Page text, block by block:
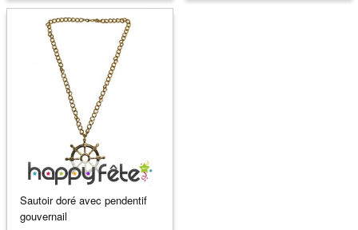
Sautoir doré avec pendentif
gouvernail